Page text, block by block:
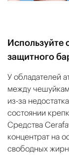
Используйте
защитного
У обладателей
между
из-за
состоянии
Средства
концентрат на
свободных